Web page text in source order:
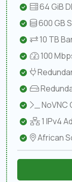
64 GiB
600 GB
10 TB
100
NoVNC
1 IPv4
African